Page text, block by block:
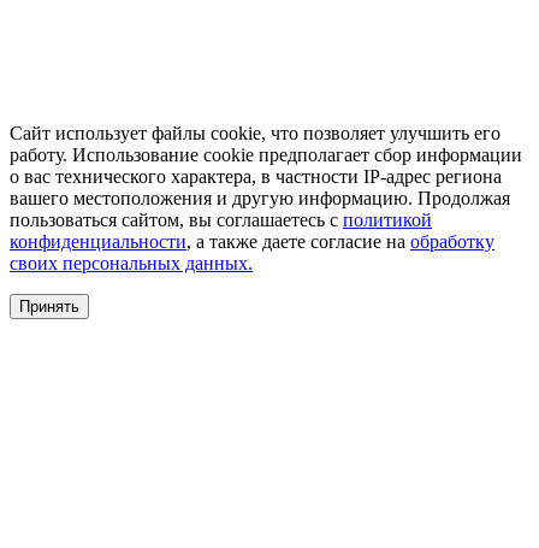
Сайт использует файлы cookie, что позволяет улучшить его
работу. Использование cookie предполагает сбор информации
о вас технического характера, в частности IP-адрес региона
вашего местоположения и другую информацию. Продолжая
пользоваться сайтом, вы соглашаетесь с политикой
конфиденциальности, а также даете согласие на обработку
своих персональных данных.
Принять